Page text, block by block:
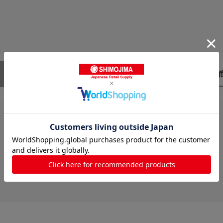
レビューはありません。